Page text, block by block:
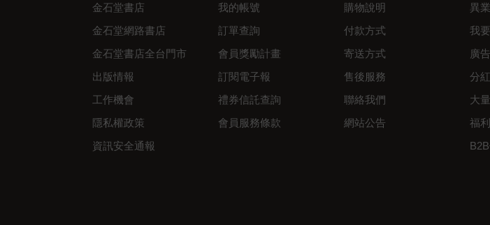
金石堂書店
金石堂網路書店
金石堂書店全台門市
出版情報
工作機會
隱私權政策
資訊安全通報
我的帳號
訂單查詢
會員獎勵計畫
訂閱電子報
禮券信託查詢
會員服務條款
購物說明
付款方式
寄送方式
售後服務
聯絡我們
網站公告
異
我
廣
分
大
福